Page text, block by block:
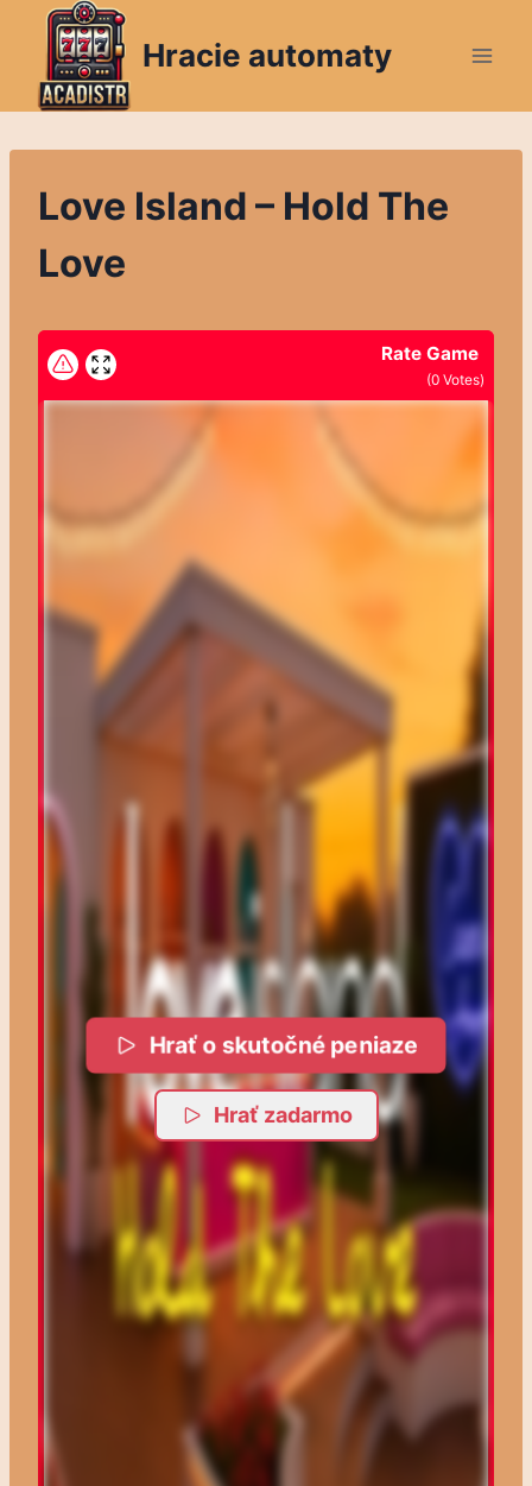
content
Hracie automaty
Love Island – Hold The
Love
Rate Game
(0 Votes)
Hrať o skutočné peniaze
Hrať zadarmo